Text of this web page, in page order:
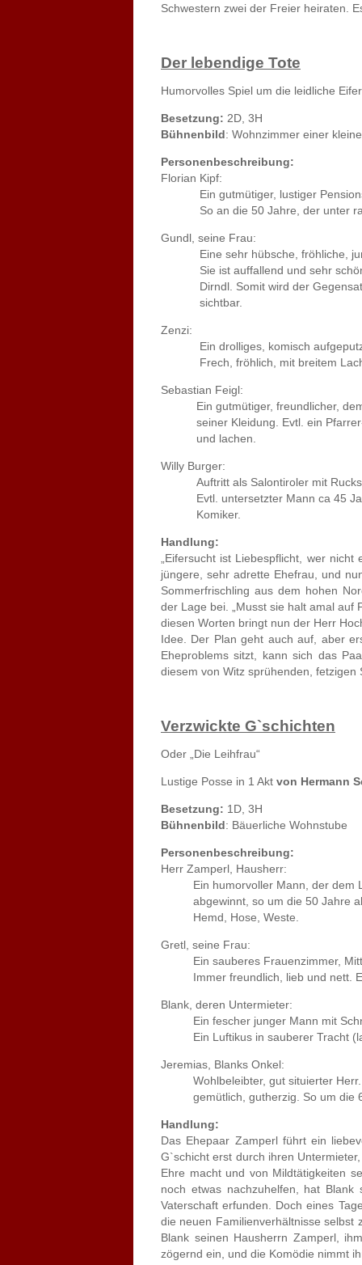
Schwestern zwei der Freier heiraten.
Der lebendige Tote
Humorvolles Spiel um die leidliche
Besetzung: 2D, 3H
Bühnenbild: Wohnzimmer einer
Personenbeschreibung:
Florian Kipf:
Ein gutmütiger, lustiger
So an die 50 Jahre, der unter
Gundl, seine Frau:
Eine sehr hübsche, fröhliche,
Sie ist auffallend und sehr schön
Dirndl. Somit wird der Gegensatz
sichtbar.
Zenzi:
Ein drolliges, komisch
Frech, fröhlich, mit breitem
Sebastian Feigl:
Ein gutmütiger, freundlicher, dem
seiner Kleidung. Evtl. ein Pfarrer-
und lachen.
Willy Burger:
Auftritt als Salontiroler mit
Evtl. untersetzter Mann ca 45
Komiker.
Handlung:
„Eifersucht ist Liebespflicht, wer
jüngere, sehr adrette Ehefrau, und
Sommerfrischling aus dem hohen
der Lage bei. „Musst sie halt amal auf
diesen Worten bringt nun der Herr
Idee. Der Plan geht auch auf, aber
Eheproblems sitzt, kann sich das
diesem von Witz sprühenden, fetzigen
Verzwickte G`schichten
Oder „Die Leihfrau“
Lustige Posse in 1 Akt von Hermann
Besetzung: 1D, 3H
Bühnenbild: Bäuerliche Wohnstube
Personenbeschreibung:
Herr Zamperl, Hausherr:
Ein humorvoller Mann, der dem
abgewinnt, so um die 50 Jahre
Hemd, Hose, Weste.
Gretl, seine Frau:
Ein sauberes Frauenzimmer,
Immer freundlich, lieb und nett.
Blank, deren Untermieter:
Ein fescher junger Mann mit
Ein Luftikus in sauberer Tracht
Jeremias, Blanks Onkel:
Wohlbeleibter, gut situierter Herr.
gemütlich, gutherzig. So um die
Handlung:
Das Ehepaar Zamperl führt ein
G`schicht erst durch ihren
Ehre macht und von Mildtätigkeiten
noch etwas nachzuhelfen, hat
Vaterschaft erfunden. Doch eines
die neuen Familienverhältnisse selbst
Blank seinen Hausherrn Zamperl,
zögernd ein, und die Komödie nimmt